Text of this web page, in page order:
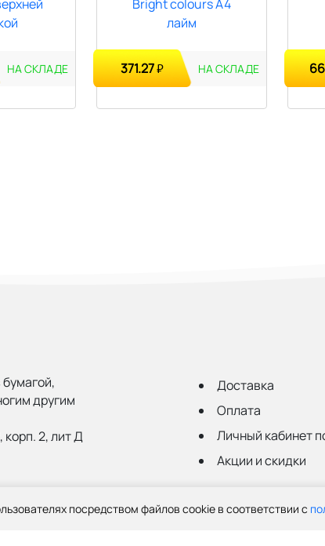
посредством файлов cookie в соответствии с
НА СКЛАДЕ 371.27₽ НА СКЛАДЕ
другим
корп. 2, лит Д
Доставка
Оплата
Личный кабинет
Акции и скидки